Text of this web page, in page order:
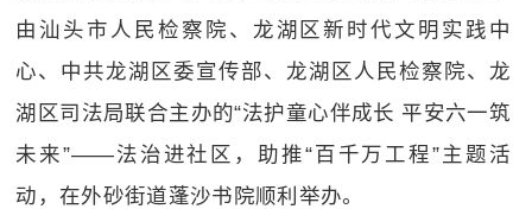
由汕头市人民检察院、龙湖区新时代文明实践中
心、中共龙湖区委宣传部、龙湖区人民检察院、龙
湖区司法局联合主办的“法护童心伴成长 平安六一筑
未来”——法治进社区 ， 助推“百千万工程”主题活
动，在外砂街道蓬沙书院顺利举办。